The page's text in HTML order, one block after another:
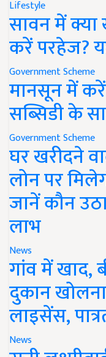
Lifestyle
सावन में
करें परहेज?
Government Scheme
मानसून में
सब्सिडी के
Government Scheme
घर खरीदने
लोन पर
जानें कौन
लाभ
News
गांव में खाद,
दुकान
लाइसेंस,
News